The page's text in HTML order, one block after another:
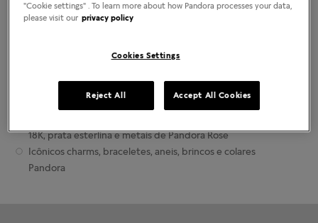
Quinta-Feira
10:30am-8:00pm
Sexta-Feira
Sobre as lojas da Joalheria Pandora
Joias contemporâneas finalizadas manualmente
18K, prata esterlina e metais de Pandora Rose
Icônicos charms, braceletes, aneis, brincos e colares
Pandora
"Cookie settings" . To learn more about how Pandora processes your data,
please visit our privacy policy
Cookies Settings
Reject All Accept All Cookies